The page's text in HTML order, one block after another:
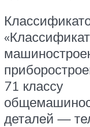
71 классу
деталей —